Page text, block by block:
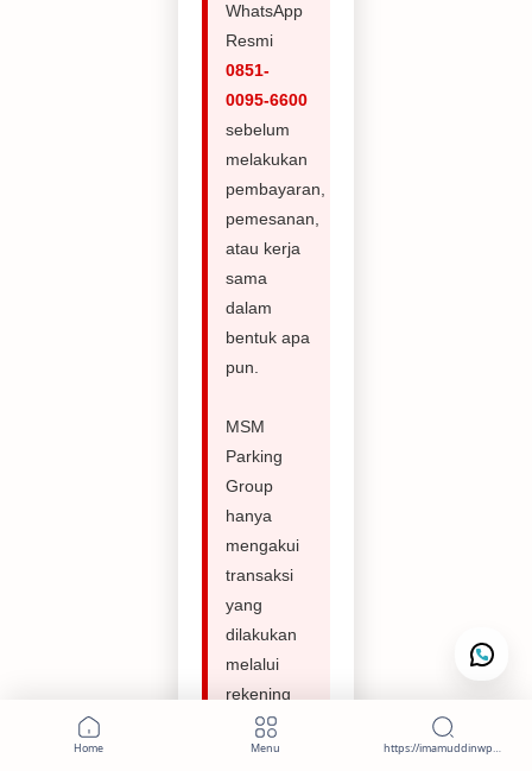
WhatsApp
Resmi
0851-
0095-6600
sebelum
melakukan
pembayaran,
pemesanan,
atau kerja
sama
dalam
bentuk apa
pun.
MSM
Parking
Group
hanya
mengakui
transaksi
yang
dilakukan
melalui
rekening
perusahaan
resmi yang